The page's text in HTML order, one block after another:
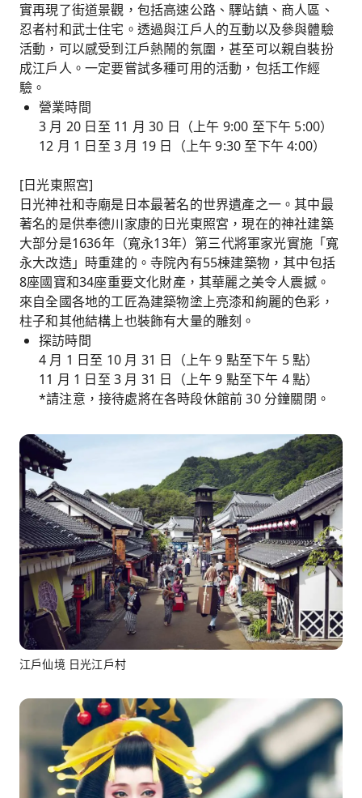
實再現了街道景觀，包括高速公路、驛站鎮、商人區、
忍者村和武士住宅。透過與江戶人的互動以及參與體驗
活動，可以感受到江戶熱鬧的氛圍，甚至可以親自裝扮
成江戶人。一定要嘗試多種可用的活動，包括工作經
驗。
營業時間
3 月 20 日至 11 月 30 日（上午 9:00 至下午 5:00）
12 月 1 日至 3 月 19 日（上午 9:30 至下午 4:00）
[日光東照宮]
日光神社和寺廟是日本最著名的世界遺產之一。其中最
著名的是供奉德川家康的日光東照宮，現在的神社建築
大部分是1636年（寬永13年）第三代將軍家光實施「寬
永大改造」時重建的。寺院內有55棟建築物，其中包括
8座國寶和34座重要文化財產，其華麗之美令人震撼。
來自全國各地的工匠為建築物塗上亮漆和絢麗的色彩，
柱子和其他結構上也裝飾有大量的雕刻。
探訪時間
4 月 1 日至 10 月 31 日（上午 9 點至下午 5 點）
11 月 1 日至 3 月 31 日（上午 9 點至下午 4 點）
*請注意，接待處將在各時段休館前 30 分鐘關閉。
江戶仙境 日光江戶村